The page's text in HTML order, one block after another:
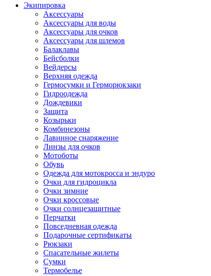
Экипировка
Аксессуары
Аксессуары для воды
Аксессуары для очков
Аксессуары для шлемов
Балаклавы
Бейсболки
Вейдерсы
Верхняя одежда
Гермосумки и Герморюкзаки
Гидроодежда
Дождевики
Защита
Козырьки
Комбинезоны
Лавинное снаряжение
Линзы для очков
Мотоботы
Обувь
Одежда для мотокросса и эндуро
Очки для гидроцикла
Очки зимние
Очки кроссовые
Очки солнцезащитные
Перчатки
Повседневная одежда
Подарочные сертификаты
Рюкзаки
Спасательные жилеты
Сумки
Термобелье